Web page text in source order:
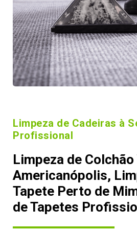
Limpeza de Cadeiras à
Profissional
Limpeza de
Americanópolis,
Tapete Perto de
de Tapetes